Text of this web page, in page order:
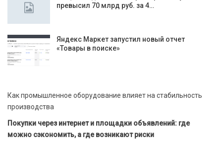
превысил 70 млрд руб. за 4…
Яндекс Маркет запустил новый отчет
«Товары в поиске»
Как промышленное оборудование влияет на стабильность
производства
Покупки через интернет и площадки объявлений: где
можно сэкономить, а где возникают риски